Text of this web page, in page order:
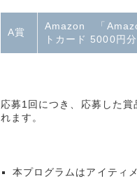
A賞
Amazon 「
トカード 5000円分
応募1回につき、応募した賞
れます。
本プログラムはアイティ